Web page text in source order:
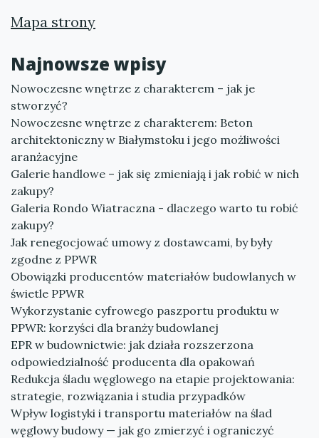
Mapa strony
Najnowsze wpisy
Nowoczesne wnętrze z charakterem – jak je
stworzyć?
Nowoczesne wnętrze z charakterem: Beton
architektoniczny w Białymstoku i jego możliwości
aranżacyjne
Galerie handlowe – jak się zmieniają i jak robić w nich
zakupy?
Galeria Rondo Wiatraczna - dlaczego warto tu robić
zakupy?
Jak renegocjować umowy z dostawcami, by były
zgodne z PPWR
Obowiązki producentów materiałów budowlanych w
świetle PPWR
Wykorzystanie cyfrowego paszportu produktu w
PPWR: korzyści dla branży budowlanej
EPR w budownictwie: jak działa rozszerzona
odpowiedzialność producenta dla opakowań
Redukcja śladu węglowego na etapie projektowania:
strategie, rozwiązania i studia przypadków
Wpływ logistyki i transportu materiałów na ślad
węglowy budowy — jak go zmierzyć i ograniczyć